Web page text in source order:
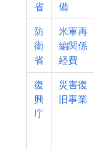
省
備
防
衛
省
米軍再
編関係
経費
復
興
庁
災害復
旧事業